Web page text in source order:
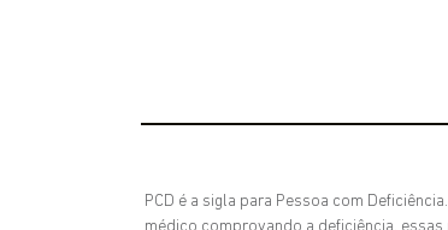
PCD é a sigla para Pessoa com